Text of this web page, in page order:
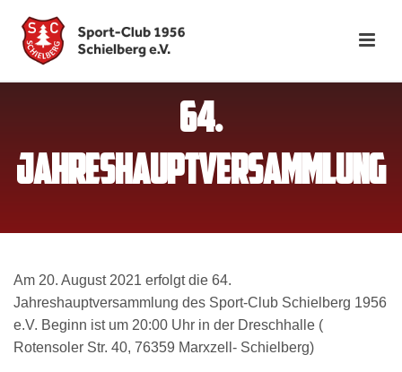
64.
JAHRESHAUPTVERSAMMLUNG
Am 20. August 2021 erfolgt die 64.
Jahreshauptversammlung des Sport-Club Schielberg 1956
e.V. Beginn ist um 20:00 Uhr in der Dreschhalle (
Rotensoler Str. 40, 76359 Marxzell- Schielberg)